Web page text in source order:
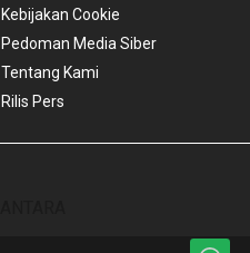
Kebijakan Cookie
Pedoman Media Siber
Tentang Kami
Rilis Pers